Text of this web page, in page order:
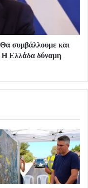
συμβάλλουμε και
Ελλάδα δύναμη